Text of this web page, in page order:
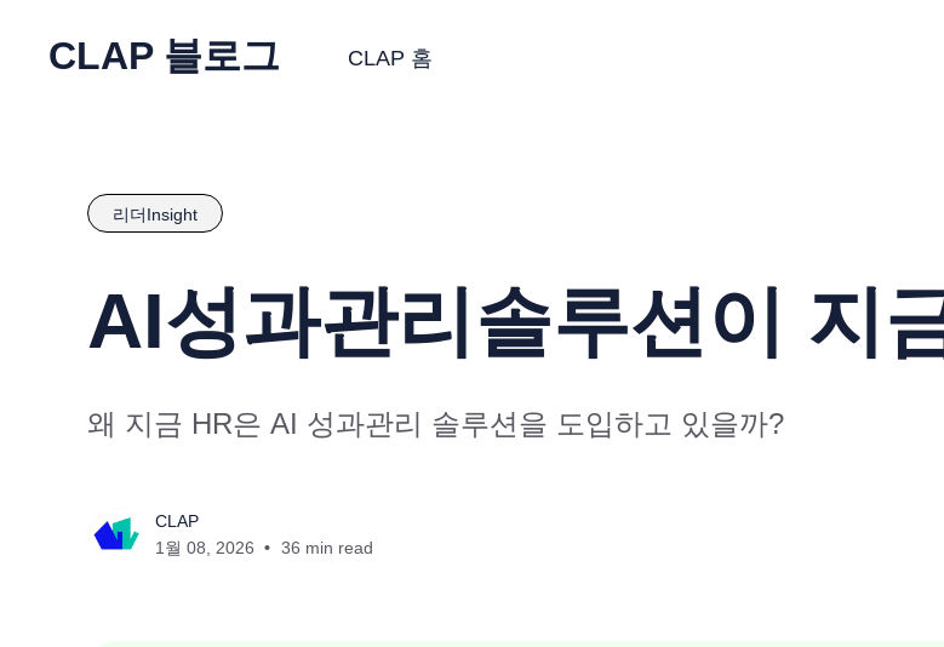
CLAP 블로그 CLAP 홈
리더Insight
AI성과관리솔루션이 지
왜 지금 HR은 AI 성과관리 솔루션을 도입하고 있을까?
CLAP
1월 08, 2026
36 min read